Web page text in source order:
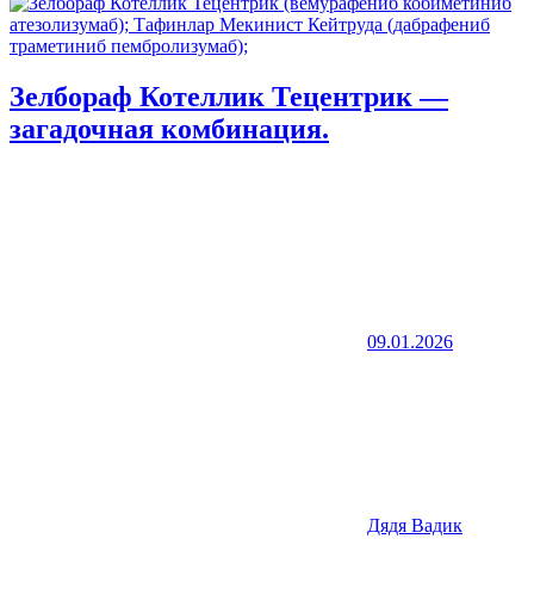
Зелбораф Котеллик Тецентрик —
загадочная комбинация.
09.01.2026
Дядя Вадик